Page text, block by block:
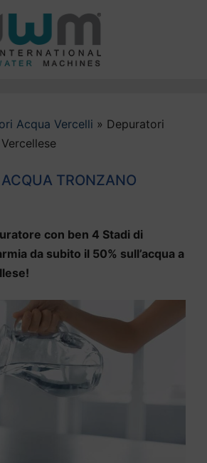
Acqua Vercelli » Depuratori
TRONZANO
con ben 4 Stadi di
da subito il 50% sull’acqua a